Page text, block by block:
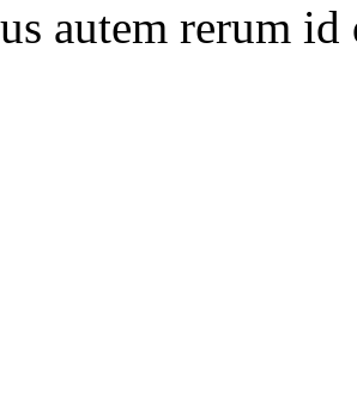
autem rerum id